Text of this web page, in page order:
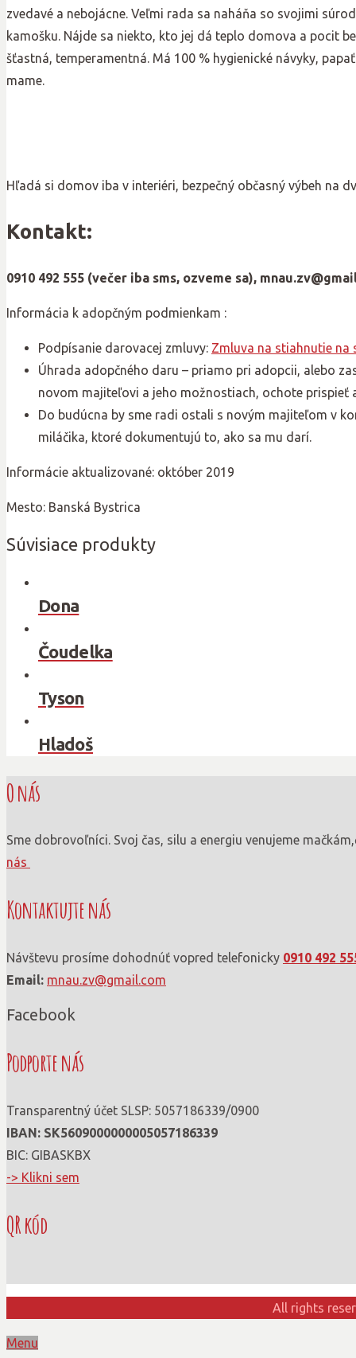
zvedavé a nebojácne. Veľmi rada sa naháňa so svojimi
kamošku. Nájde sa niekto, kto jej dá teplo domova a pocit
šťastná, temperamentná. Má 100 % hygienické návyky,
mame.
Hľadá si domov iba v interiéri, bezpečný občasný výbeh na
Kontakt:
0910 492 555 (večer iba sms, ozveme sa),
Informácia k adopčným podmienkam :
Podpísanie darovacej zmluvy: Zmluva na stiahnutie na
Úhrada adopčného daru – priamo pri adopcii, alebo
novom majiteľovi a jeho možnostiach, ochote prispieť
Do budúcna by sme radi ostali s novým majiteľom v
miláčika, ktoré dokumentujú to, ako sa mu darí.
Informácie aktualizované: október 2019
Mesto: Banská Bystrica
Súvisiace produkty
Dona
Čoudelka
Tyson
Hladoš
O nás
Sme dobrovoľníci. Svoj čas, silu a energiu venujeme
nás
Kontaktujte nás
Návštevu prosíme dohodnúť vopred telefonicky 0910 492
Email: mnau.zv@gmail.com
Facebook
Podporte nás
Transparentný účet SLSP: 5057186339/0900
IBAN: SK56090000000­05057186339
BIC: GIBASKBX
-> Klikni sem
QR kód
All rights
Menu